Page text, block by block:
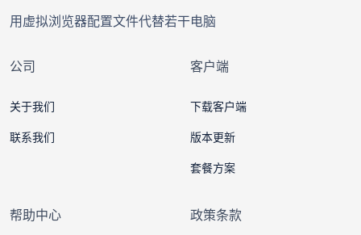
用虚拟浏览器配置文件代替若干电脑
公司
关于我们
联系我们
客户端
下载客户端
版本更新
套餐方案
帮助中心 政策条款